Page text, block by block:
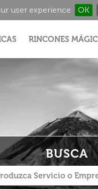
user experience OK
RINCONES
BUSCA